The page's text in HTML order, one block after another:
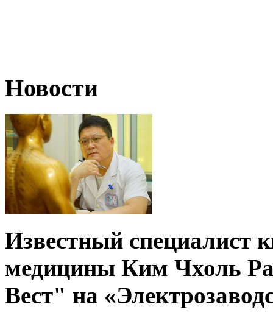
Новости
Известный специалист
медицины Ким Чхоль
Вест" на